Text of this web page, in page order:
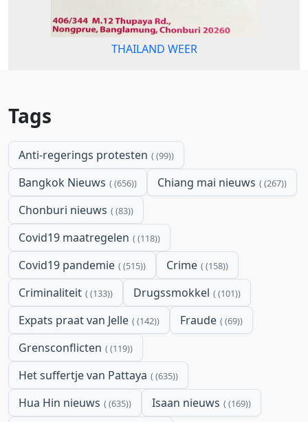
THAILAND WEER
Tags
Anti-regerings protesten (99)
Bangkok Nieuws (656) Chiang mai nieuws (267)
Chonburi nieuws (83)
Covid19 maatregelen (118)
Covid19 pandemie (515) Crime (158)
Criminaliteit (133) Drugssmokkel (101)
Expats praat van Jelle (142) Fraude (69)
Grensconflicten (119)
Het suffertje van Pattaya (635)
Hua Hin nieuws (635) Isaan nieuws (169)